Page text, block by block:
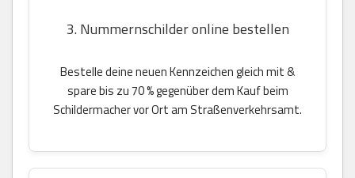
3. Nummernschilder online bestellen
Bestelle deine neuen Kennzeichen gleich mit &
spare bis zu 70 % gegenüber dem Kauf beim
Schildermacher vor Ort am Straßenverkehrsamt.